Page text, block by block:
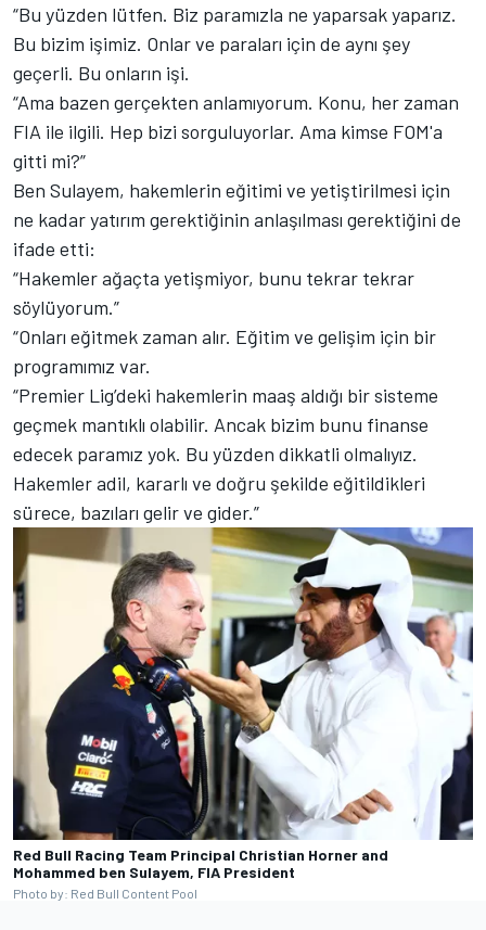
“Bu yüzden lütfen. Biz paramızla ne yaparsak yaparız.
Bu bizim işimiz. Onlar ve paraları için de aynı şey
geçerli. Bu onların işi.
“Ama bazen gerçekten anlamıyorum. Konu, her zaman
FIA ile ilgili. Hep bizi sorguluyorlar. Ama kimse FOM'a
gitti mi?”
Ben Sulayem, hakemlerin eğitimi ve yetiştirilmesi için
ne kadar yatırım gerektiğinin anlaşılması gerektiğini de
ifade etti:
“Hakemler ağaçta yetişmiyor, bunu tekrar tekrar
söylüyorum.”
“Onları eğitmek zaman alır. Eğitim ve gelişim için bir
programımız var.
“Premier Lig’deki hakemlerin maaş aldığı bir sisteme
geçmek mantıklı olabilir. Ancak bizim bunu finanse
edecek paramız yok. Bu yüzden dikkatli olmalıyız.
Hakemler adil, kararlı ve doğru şekilde eğitildikleri
sürece, bazıları gelir ve gider.”
Red Bull Racing Team Principal Christian Horner and
Mohammed ben Sulayem, FIA President
Photo by: Red Bull Content Pool